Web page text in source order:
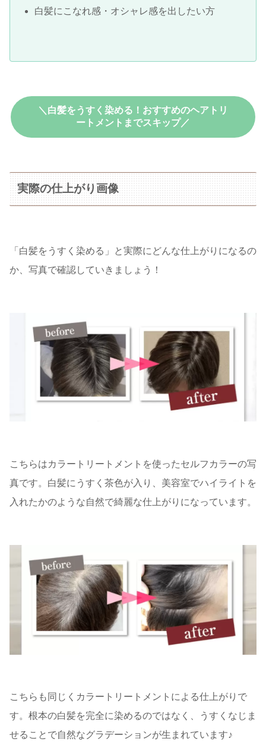
白髪にこなれ感・オシャレ感を出したい方
＼白髪をうすく染める！おすすめのヘアトリ
ートメントまでスキップ／
実際の仕上がり画像
「白髪をうすく染める」と実際にどんな仕上がりになるの
か、写真で確認していきましょう！
こちらはカラートリートメントを使ったセルフカラーの写
真です。白髪にうすく茶色が入り、美容室でハイライトを
入れたかのような自然で綺麗な仕上がりになっています。
こちらも同じくカラートリートメントによる仕上がりで
す。根本の白髪を完全に染めるのではなく、うすくなじま
せることで自然なグラデーションが生まれています♪